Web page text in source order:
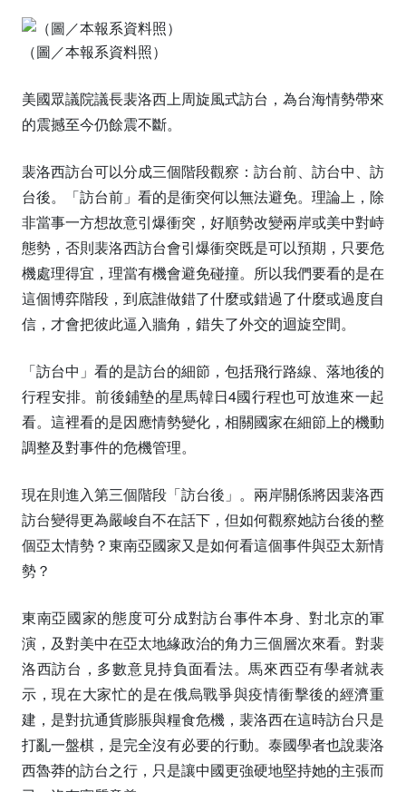
（圖／本報系資料照）
美國眾議院議長裴洛西上周旋風式訪台，為台海情勢帶來
的震撼至今仍餘震不斷。
裴洛西訪台可以分成三個階段觀察：訪台前、訪台中、訪
台後。「訪台前」看的是衝突何以無法避免。理論上，除
非當事一方想故意引爆衝突，好順勢改變兩岸或美中對峙
態勢，否則裴洛西訪台會引爆衝突既是可以預期，只要危
機處理得宜，理當有機會避免碰撞。所以我們要看的是在
這個博弈階段，到底誰做錯了什麼或錯過了什麼或過度自
信，才會把彼此逼入牆角，錯失了外交的迴旋空間。
「訪台中」看的是訪台的細節，包括飛行路線、落地後的
行程安排。前後鋪墊的星馬韓日4國行程也可放進來一起
看。這裡看的是因應情勢變化，相關國家在細節上的機動
調整及對事件的危機管理。
現在則進入第三個階段「訪台後」。兩岸關係將因裴洛西
訪台變得更為嚴峻自不在話下，但如何觀察她訪台後的整
個亞太情勢？東南亞國家又是如何看這個事件與亞太新情
勢？
東南亞國家的態度可分成對訪台事件本身、對北京的軍
演，及對美中在亞太地緣政治的角力三個層次來看。對裴
洛西訪台，多數意見持負面看法。馬來西亞有學者就表
示，現在大家忙的是在俄烏戰爭與疫情衝擊後的經濟重
建，是對抗通貨膨脹與糧食危機，裴洛西在這時訪台只是
打亂一盤棋，是完全沒有必要的行動。泰國學者也說裴洛
西魯莽的訪台之行，只是讓中國更強硬地堅持她的主張而